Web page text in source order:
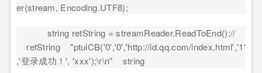
er(stream, Encoding.UTF8);
string retString = streamReader.ReadToEnd();//
retString "ptuiCB('0','0','http://id.qq.com/index.html','1'
,'登录成功！', 'xxx');\r\n" string